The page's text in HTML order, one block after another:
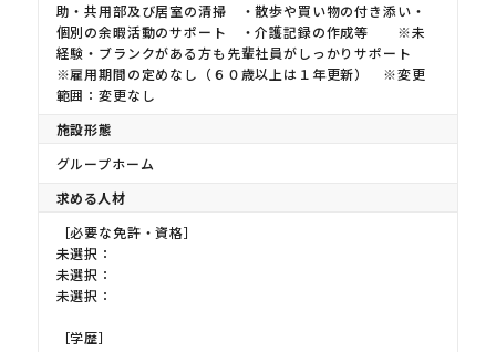
助・共用部及び居室の清掃 ・散歩や買い物の付き添い・
個別の余暇活動のサポート ・介護記録の作成等 ※未
経験・ブランクがある方も先輩社員がしっかりサポート
※雇用期間の定めなし（６０歳以上は１年更新） ※変更
範囲：変更なし
施設形態
グループホーム
求める人材
［必要な免許・資格］
未選択：
未選択：
未選択：
［学歴］